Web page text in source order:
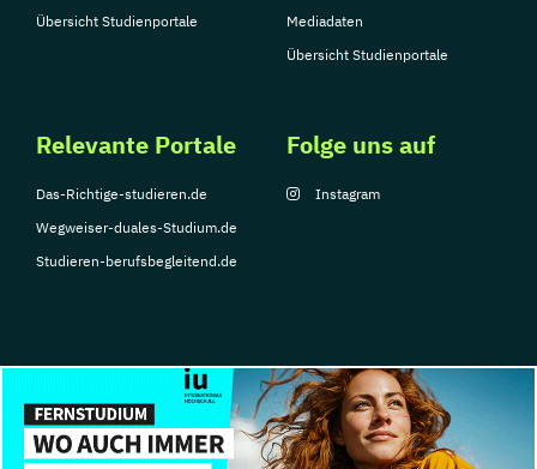
Übersicht Studienportale
Mediadaten
Übersicht Studienportale
Relevante Portale
Das-Richtige-studieren.de
Wegweiser-duales-Studium.de
Studieren-berufsbegleitend.de
Folge uns auf
Instagram
© Copyright 2026, TarGroup Media GmbH
Impressum
Datenschutzerklärung Nutzungsbedingungen